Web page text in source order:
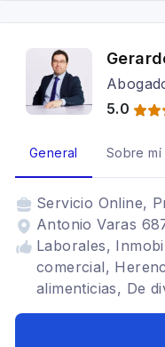
5.0
General Sobre mí
Servicio Online,
Antonio Varas
Laborales,
comercial,
alimenticias, De